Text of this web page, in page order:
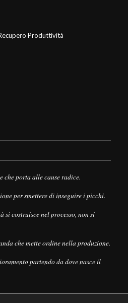
Produttività
che porta alle cause radice.
per smettere di inseguire i picchi.
costruisce nel processo, non si
che mette ordine nella produzione.
partendo da dove nasce il